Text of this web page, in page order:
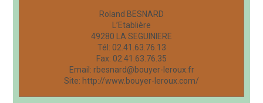
Roland BESNARD
L’Etablière
49280 LA SEGUINIERE
Tél: 02.41.63.76.13
Fax: 02.41.63.76.35
Email: rbesnard@bouyer-leroux.fr
Site: http://www.bouyer-leroux.com/